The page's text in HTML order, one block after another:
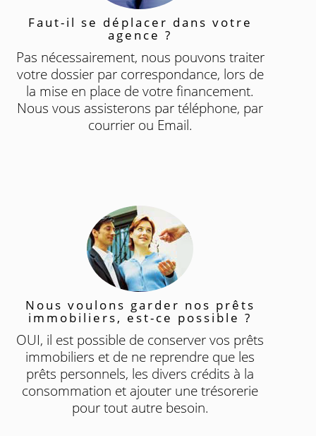
Faut-il se déplacer dans votre
agence ?
Pas nécessairement, nous pouvons traiter
votre dossier par correspondance, lors de
la mise en place de votre financement.
Nous vous assisterons par téléphone, par
courrier ou Email.
Nous voulons garder nos prêts
immobiliers, est-ce possible ?
OUI, il est possible de conserver vos prêts
immobiliers et de ne reprendre que les
prêts personnels, les divers crédits à la
consommation et ajouter une trésorerie
pour tout autre besoin.